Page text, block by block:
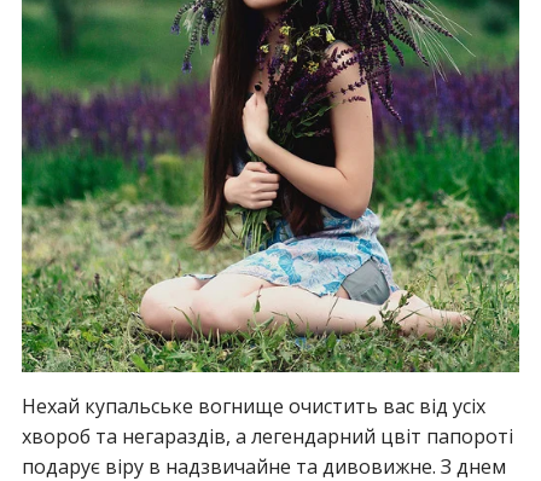
Нехай купальське вогнище очистить вас від усіх
хвороб та негараздів, а легендарний цвіт папороті
подарує віру в надзвичайне та дивовижне. З днем